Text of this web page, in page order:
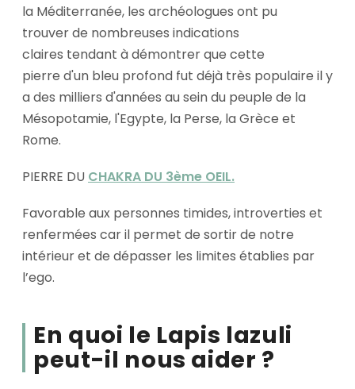
la Méditerranée, les archéologues ont pu
trouver de nombreuses indications
claires tendant à démontrer que cette
pierre d'un bleu profond fut déjà très populaire il y
a des milliers d'années au sein du peuple de la
Mésopotamie, l'Egypte, la Perse, la Grèce et
Rome.
PIERRE DU CHAKRA DU 3ème OEIL.
Favorable aux personnes timides, introverties et
renfermées car il permet de sortir de notre
intérieur et de dépasser les limites établies par
l’ego.
En quoi le Lapis lazuli
peut-il nous aider ?